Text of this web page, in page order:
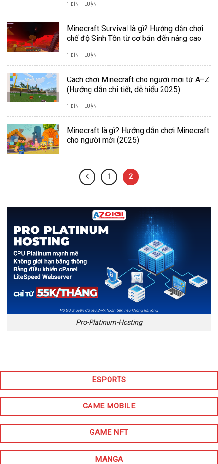
1 BÌNH LUẬN
Minecraft Survival là gì? Hướng dẫn chơi
chế độ Sinh Tồn từ cơ bản đến nâng cao
1 BÌNH LUẬN
Cách chơi Minecraft cho người mới từ A–Z
(Hướng dẫn chi tiết, dễ hiểu 2025)
1 BÌNH LUẬN
Minecraft là gì? Hướng dẫn chơi Minecraft
cho người mới (2025)
1 2
Pro-Platinum-Hosting
ESPORTS
GAME MOBILE
GAME NFT
MANGA